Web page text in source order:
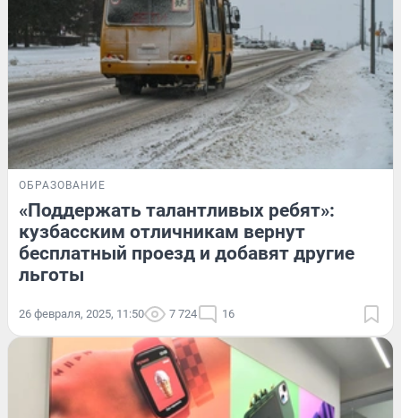
ОБРАЗОВАНИЕ
«Поддержать талантливых ребят»:
кузбасским отличникам вернут
бесплатный проезд и добавят другие
льготы
26 февраля, 2025, 11:50 7 724 16